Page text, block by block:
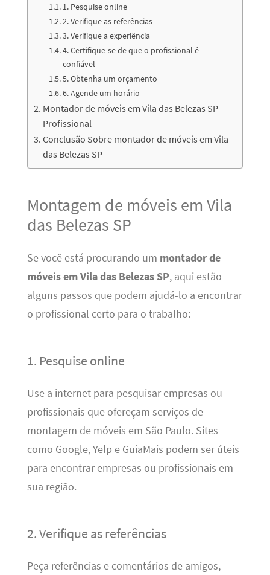
1. Pesquise online
2. Verifique as referências
3. Verifique a experiência
4. Certifique-se de que o profissional é
confiável
5. Obtenha um orçamento
6. Agende um horário
Montador de móveis em Vila das Belezas SP
Profissional
Conclusão Sobre montador de móveis em Vila
das Belezas SP
Montagem de móveis em Vila
das Belezas SP
Se você está procurando um montador de
móveis em Vila das Belezas SP, aqui estão
alguns passos que podem ajudá-lo a encontrar
o profissional certo para o trabalho:
1. Pesquise online
Use a internet para pesquisar empresas ou
profissionais que ofereçam serviços de
montagem de móveis em São Paulo. Sites
como Google, Yelp e GuiaMais podem ser úteis
para encontrar empresas ou profissionais em
sua região.
2. Verifique as referências
Peça referências e comentários de amigos,